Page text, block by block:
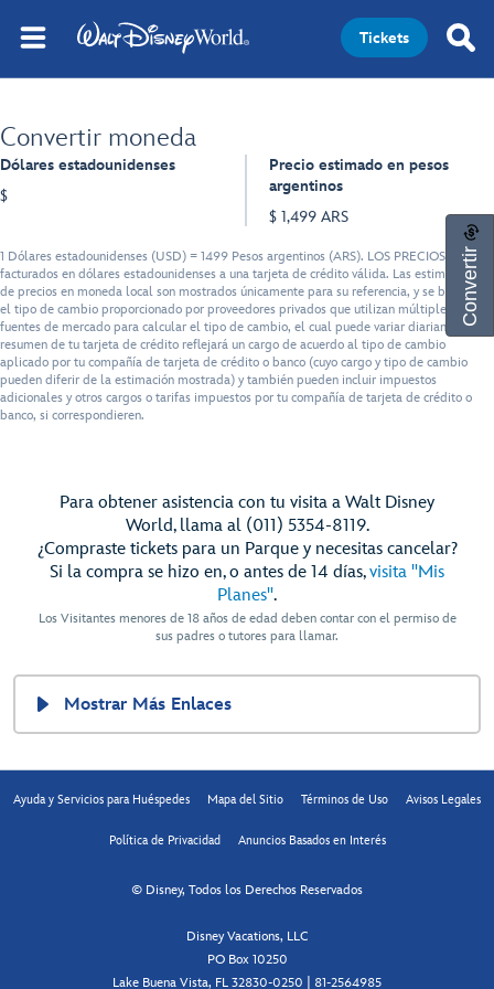
Tickets
Convertir
Convertir moneda
Dólares estadounidenses
$
Precio estimado en pesos
argentinos
$ 1,499 ARS
1 Dólares estadounidenses (USD) = 1499 Pesos argentinos (ARS). LOS PRECIOS serán
facturados en dólares estadounidenses a una tarjeta de crédito válida. Las estimaciones
de precios en moneda local son mostrados únicamente para su referencia, y se basan en
el tipo de cambio proporcionado por proveedores privados que utilizan múltiples
fuentes de mercado para calcular el tipo de cambio, el cual puede variar diariamente. El
resumen de tu tarjeta de crédito reflejará un cargo de acuerdo al tipo de cambio
aplicado por tu compañía de tarjeta de crédito o banco (cuyo cargo y tipo de cambio
pueden diferir de la estimación mostrada) y también pueden incluir impuestos
adicionales y otros cargos o tarifas impuestos por tu compañía de tarjeta de crédito o
banco, si correspondieren.
Para obtener asistencia con tu visita a Walt Disney
World, llama al (011) 5354-8119.
¿Compraste tickets para un Parque y necesitas cancelar?
Si la compra se hizo en, o antes de 14 días,visita "Mis
Planes".
Los Visitantes menores de 18 años de edad deben contar con el permiso de
sus padres o tutores para llamar.
Mostrar Más Enlaces
Ayuda y Servicios para Huéspedes Mapa del Sitio Términos de Uso Avisos Legales
Política de Privacidad Anuncios Basados en Interés
© Disney, Todos los Derechos Reservados
Disney Vacations, LLC
PO Box 10250
Lake Buena Vista, FL 32830-0250 | 81-2564985